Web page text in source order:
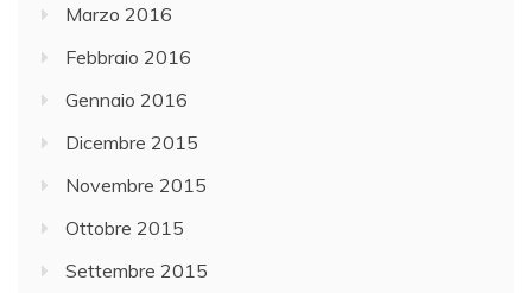
Marzo 2016
Febbraio 2016
Gennaio 2016
Dicembre 2015
Novembre 2015
Ottobre 2015
Settembre 2015